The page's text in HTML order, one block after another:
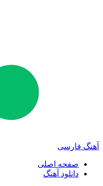
آهنگ فارسی
صفحه اصلی
دانلود آهنگ